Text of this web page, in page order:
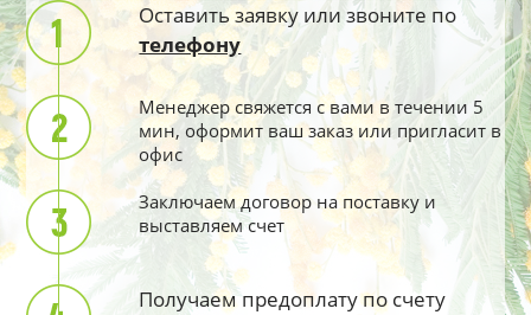
Оставить заявку или звоните по
телефону
Менеджер свяжется с вами в течении 5
мин, оформит ваш заказ или пригласит в
офис
Заключаем договор на поставку и
выставляем счет
Получаем предоплату по счету